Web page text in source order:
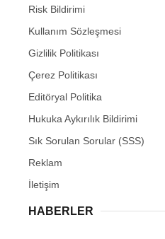
Risk Bildirimi
Kullanım Sözleşmesi
Gizlilik Politikası
Çerez Politikası
Editöryal Politika
Hukuka Aykırılık Bildirimi
Sık Sorulan Sorular (SSS)
Reklam
İletişim
HABERLER